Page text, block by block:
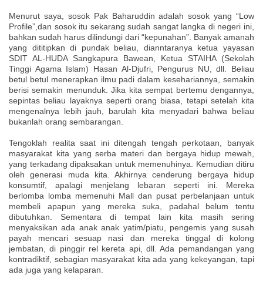
Menurut saya, sosok Pak Baharuddin adalah sosok yang “Low
Profile”,dan sosok itu sekarang sudah sangat langka di negeri ini,
bahkan sudah harus dilindungi dari “kepunahan”. Banyak amanah
yang dititipkan di pundak beliau, dianntaranya ketua yayasan
SDIT AL-HUDA Sangkapura Bawean, Ketua STAIHA (Sekolah
Tinggi Agama Islam) Hasan Al-Djufri, Pengurus NU, dll. Beliau
betul betul menerapkan ilmu padi dalam kesehariannya, semakin
berisi semakin menunduk. Jika kita sempat bertemu dengannya,
sepintas beliau layaknya seperti orang biasa, tetapi setelah kita
mengenalnya lebih jauh, barulah kita menyadari bahwa beliau
bukanlah orang sembarangan.
Tengoklah realita saat ini ditengah tengah perkotaan, banyak
masyarakat kita yang serba materi dan bergaya hidup mewah,
yang terkadang dipaksakan untuk memenuhinya. Kemudian ditiru
oleh generasi muda kita. Akhirnya cenderung bergaya hidup
konsumtif, apalagi menjelang lebaran seperti ini. Mereka
berlomba lomba memenuhi Mall dan pusat perbelanjaan untuk
membeli apapun yang mereka suka, padahal belum tentu
dibutuhkan. Sementara di tempat lain kita masih sering
menyaksikan ada anak anak yatim/piatu, pengemis yang susah
payah mencari sesuap nasi dan mereka tinggal di kolong
jembatan, di pinggir rel kereta api, dll. Ada pemandangan yang
kontradiktif, sebagian masyarakat kita ada yang kekeyangan, tapi
ada juga yang kelaparan.